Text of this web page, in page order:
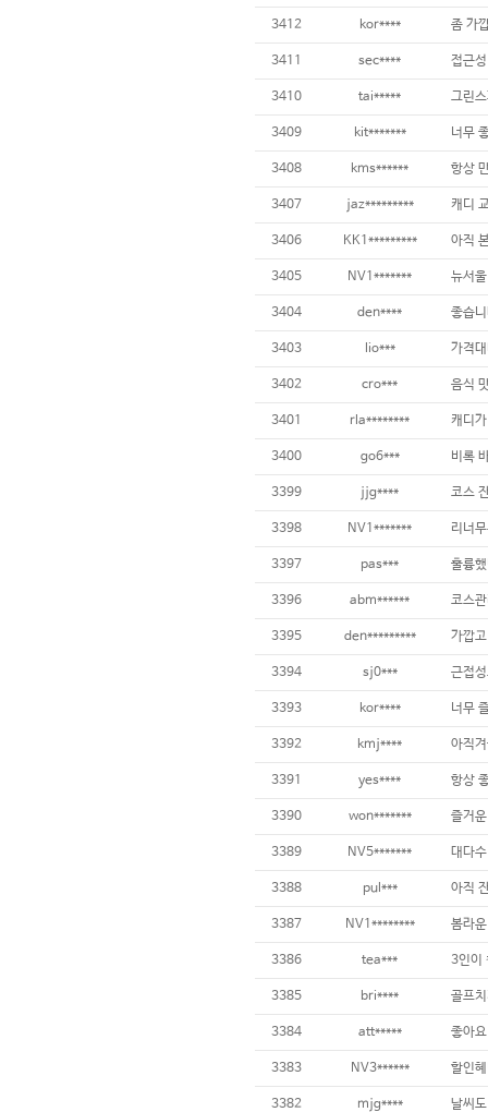
3412 kor****
3411 sec**** 접근
3410 tai*****
3409 kit*******
3408 kms******
3407 jaz*********
3406 KK1*********
3405 NV1******* 뉴서
3404 den****
3403 lio***
3402 cro*** 음식
3401 rla********
3400 go6***
3399 jjg****
3398 NV1******* 리너
3397 pas*** 훌륭
3396 abm******
3395 den*********
3394 sj0***
3393 kor****
3392 kmj****
3391 yes****
3390 won******* 즐거
3389 NV5******* 대다
3388 pul***
3387 NV1********
3386 tea***
3385 bri**** 골프
3384 att***** 좋아
3383 NV3******
3382 mjg****